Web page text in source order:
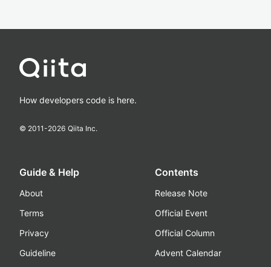
How developers code is here.
© 2011-2026 Qiita Inc.
Guide & Help
About
Terms
Privacy
Guideline
Contents
Release Note
Official Event
Official Column
Advent Calendar